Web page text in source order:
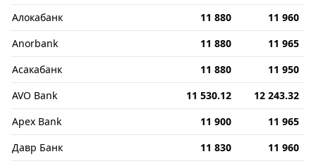
Алокабанк
11 880
11 960
Anorbank
11 880
11 965
Асакабанк
11 880
11 950
AVO Bank
11 530.12
12 243.32
Apex Bank
11 900
11 965
Давр Банк
11 830
11 960